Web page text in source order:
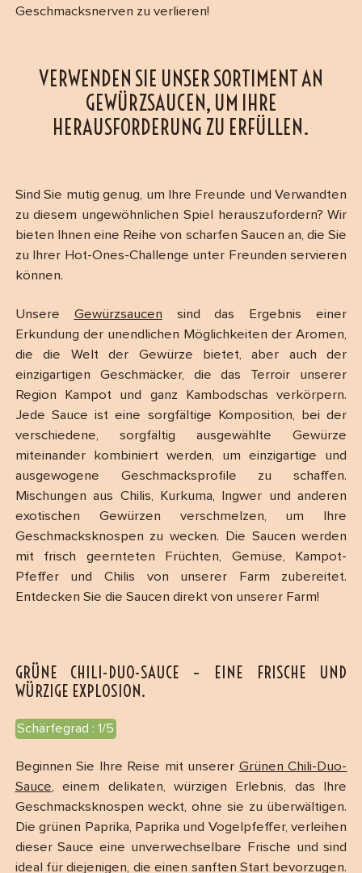
Geschmacksnerven zu verlieren!
VERWENDEN SIE UNSER SORTIMENT AN
GEWÜRZSAUCEN, UM IHRE
HERAUSFORDERUNG ZU ERFÜLLEN.
Sind Sie mutig genug, um Ihre Freunde und Verwandten
zu diesem ungewöhnlichen Spiel herauszufordern? Wir
bieten Ihnen eine Reihe von scharfen Saucen an, die Sie
zu Ihrer Hot-Ones-Challenge unter Freunden servieren
können.
Unsere Gewürzsaucen sind das Ergebnis einer
Erkundung der unendlichen Möglichkeiten der Aromen,
die die Welt der Gewürze bietet, aber auch der
einzigartigen Geschmäcker, die das Terroir unserer
Region Kampot und ganz Kambodschas verkörpern.
Jede Sauce ist eine sorgfältige Komposition, bei der
verschiedene, sorgfältig ausgewählte Gewürze
miteinander kombiniert werden, um einzigartige und
ausgewogene Geschmacksprofile zu schaffen.
Mischungen aus Chilis, Kurkuma, Ingwer und anderen
exotischen Gewürzen verschmelzen, um Ihre
Geschmacksknospen zu wecken. Die Saucen werden
mit frisch geernteten Früchten, Gemüse, Kampot-
Pfeffer und Chilis von unserer Farm zubereitet.
Entdecken Sie die Saucen direkt von unserer Farm!
GRÜNE CHILI-DUO-SAUCE – EINE FRISCHE UND
WÜRZIGE EXPLOSION.
Schärfegrad : 1/5
Beginnen Sie Ihre Reise mit unserer Grünen Chili-Duo-
Sauce, einem delikaten, würzigen Erlebnis, das Ihre
Geschmacksknospen weckt, ohne sie zu überwältigen.
Die grünen Paprika, Paprika und Vogelpfeffer, verleihen
dieser Sauce eine unverwechselbare Frische und sind
ideal für diejenigen, die einen sanften Start bevorzugen.